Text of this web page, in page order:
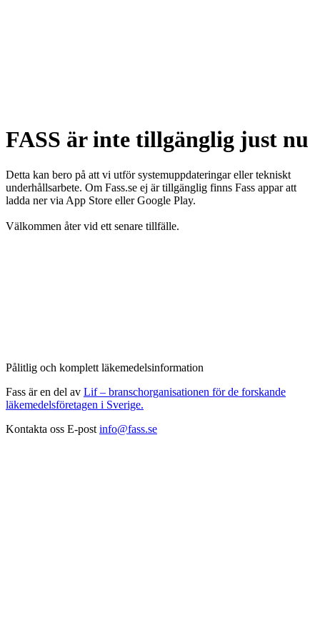
FASS är inte tillgänglig just nu
Detta kan bero på att vi utför systemuppdateringar eller tekniskt
underhållsarbete. Om Fass.se ej är tillgänglig finns Fass appar att
ladda ner via App Store eller Google Play.
Välkommen åter vid ett senare tillfälle.
Pålitlig och komplett läkemedelsinformation
Fass är en del av Lif – branschorganisationen för de forskande
läkemedelsföretagen i Sverige.
Kontakta oss E-post info@fass.se